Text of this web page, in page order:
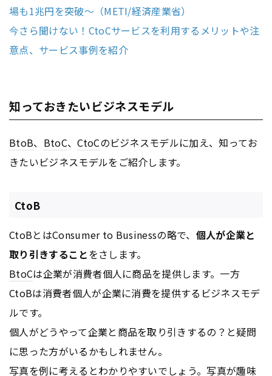
場も1兆円を突破～（METI/経済産業省）
今さら聞けない！CtoCサービスを利用するメリットや注
意点、サービス事例を紹介
知っておきたいビジネスモデル
BtoB、 BtoC、CtoCのビジネスモデルに加え、知ってお
きたいビジネスモデルをご紹介します。
CtoB
CtoBとはConsumer to Businessの略で、 個人が企業と
取り引きすることをさします。
BtoCは企業が消費者個人に商品を提供します。一方
CtoBは消費者個人が企業に消費を提供するビジネスモデ
ルです。
個人がどうやって企業と商品を取り引きするの？と疑問
に思った方がいるかもしれません。
写真を例に考えるとわかりやすいでしょう。写真が趣味